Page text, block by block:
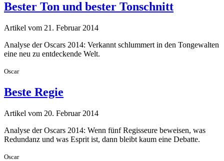
Bester Ton und bester Tonschnitt
Artikel vom 21. Februar 2014
Analyse der Oscars 2014: Verkannt schlummert in den Tongewalten
eine neu zu entdeckende Welt.
Oscar
Beste Regie
Artikel vom 20. Februar 2014
Analyse der Oscars 2014: Wenn fünf Regisseure beweisen, was
Redundanz und was Esprit ist, dann bleibt kaum eine Debatte.
Oscar